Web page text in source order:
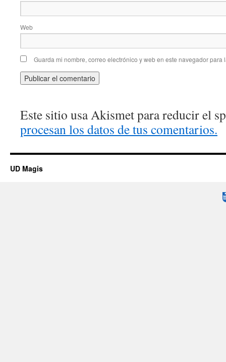
Web
Guarda mi nombre, correo electrónico y web en este navegador para
Este sitio usa Akismet para reducir el
procesan los datos de tus comentarios.
UD Magis